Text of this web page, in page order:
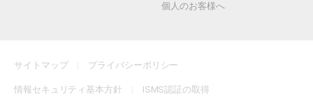
個人のお客様へ
サイトマップ プライバシーポリシー
情報セキュリティ基本方針 ISMS認証の取得